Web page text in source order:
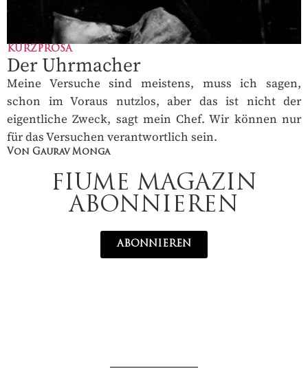
KURZPROSA
Der Uhrmacher
Meine Versuche sind meistens, muss ich sagen,
schon im Voraus nutzlos, aber das ist nicht der
eigentliche Zweck, sagt mein Chef. Wir können nur
für das Versuchen verantwortlich sein.
Von Gaurav Monga
FIUME MAGAZIN
ABONNIEREN
ABONNIEREN